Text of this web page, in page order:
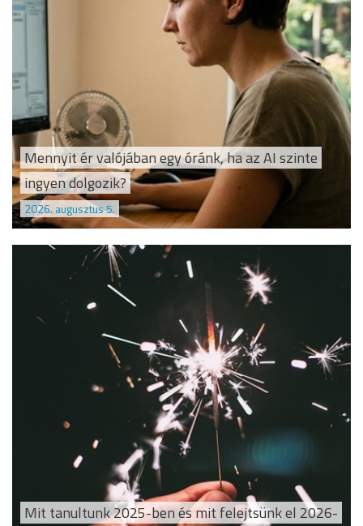
Mennyit ér valójában egy óránk, ha az AI szinte
ingyen dolgozik?
2026. augusztus 5.
Mit tanultunk 2025-ben és mit felejtsünk el 2026-